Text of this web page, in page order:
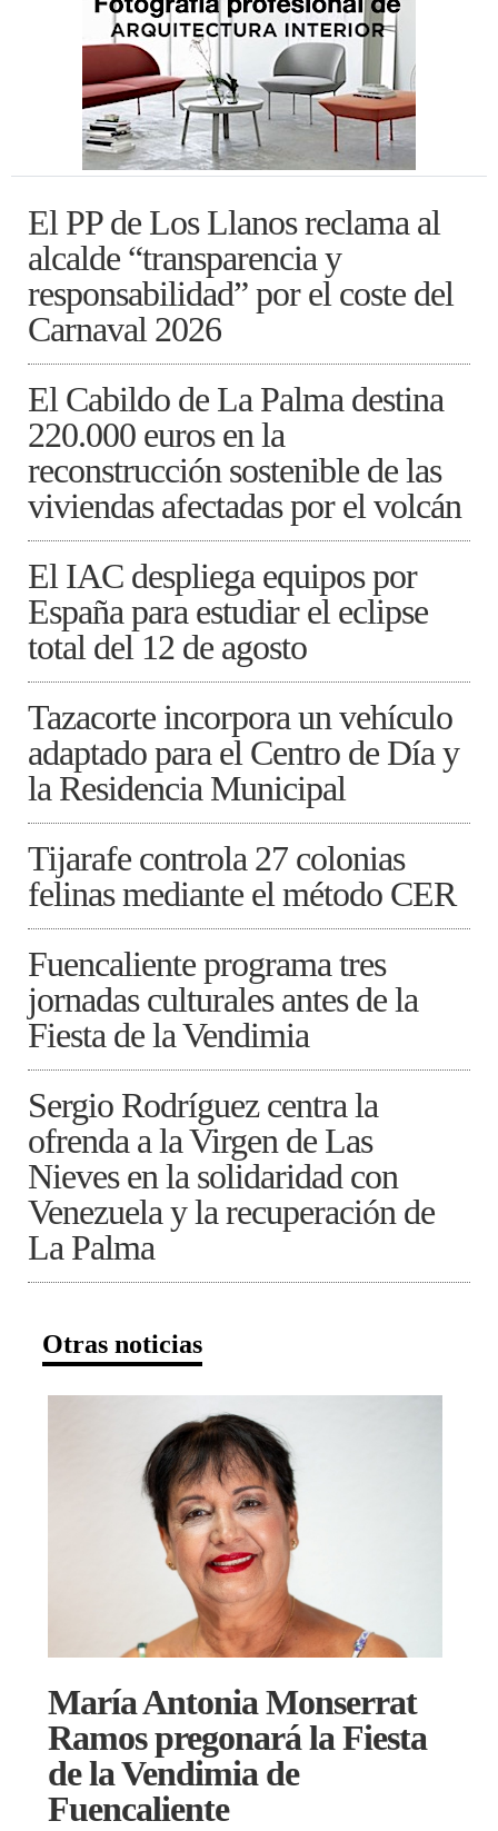
El PP de Los Llanos reclama al
alcalde “transparencia y
responsabilidad” por el coste del
Carnaval 2026
El Cabildo de La Palma destina
220.000 euros en la
reconstrucción sostenible de las
viviendas afectadas por el volcán
El IAC despliega equipos por
España para estudiar el eclipse
total del 12 de agosto
Tazacorte incorpora un vehículo
adaptado para el Centro de Día y
la Residencia Municipal
Tijarafe controla 27 colonias
felinas mediante el método CER
Fuencaliente programa tres
jornadas culturales antes de la
Fiesta de la Vendimia
Sergio Rodríguez centra la
ofrenda a la Virgen de Las
Nieves en la solidaridad con
Venezuela y la recuperación de
La Palma
Otras noticias
María Antonia Monserrat
Ramos pregonará la Fiesta
de la Vendimia de
Fuencaliente